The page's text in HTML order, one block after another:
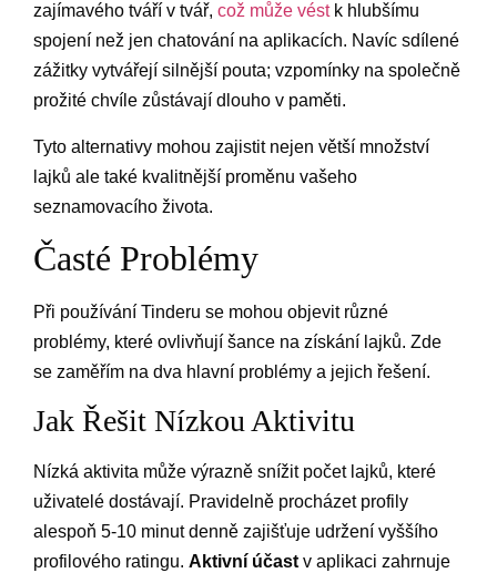
zajímavého tváří v tvář, což může véstk hlubšímu
spojení než jen chatování na aplikacích. Navíc sdílené
zážitky vytvářejí silnější pouta; vzpomínky na společně
prožité chvíle zůstávají dlouho v paměti.
Tyto alternativy mohou zajistit nejen větší množství
lajků ale také kvalitnější proměnu vašeho
seznamovacího života.
Časté Problémy
Při používání Tinderu se mohou objevit různé
problémy, které ovlivňují šance na získání lajků. Zde
se zaměřím na dva hlavní problémy a jejich řešení.
Jak Řešit Nízkou Aktivitu
Nízká aktivita může výrazně snížit počet lajků, které
uživatelé dostávají. Pravidelně procházet profily
alespoň 5-10 minut denně zajišťuje udržení vyššího
profilového ratingu. Aktivní účast v aplikaci zahrnuje